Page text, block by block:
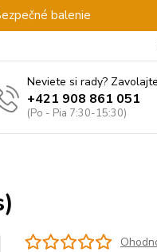
balenie
Neviete si rady?
+421 908 861 051
(Po - Pia 7:30-15:30)